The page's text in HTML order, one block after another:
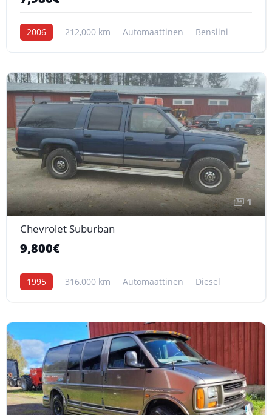
2006 212,000 km Automaattinen Bensiini
1
Chevrolet Suburban
9,800€
1995 316,000 km Automaattinen Diesel